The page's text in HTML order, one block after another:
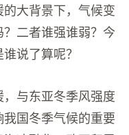
大背景下，气候变
二者谁强谁弱？今
说了算呢？
与东亚冬季风强度
国冬季气候的重要